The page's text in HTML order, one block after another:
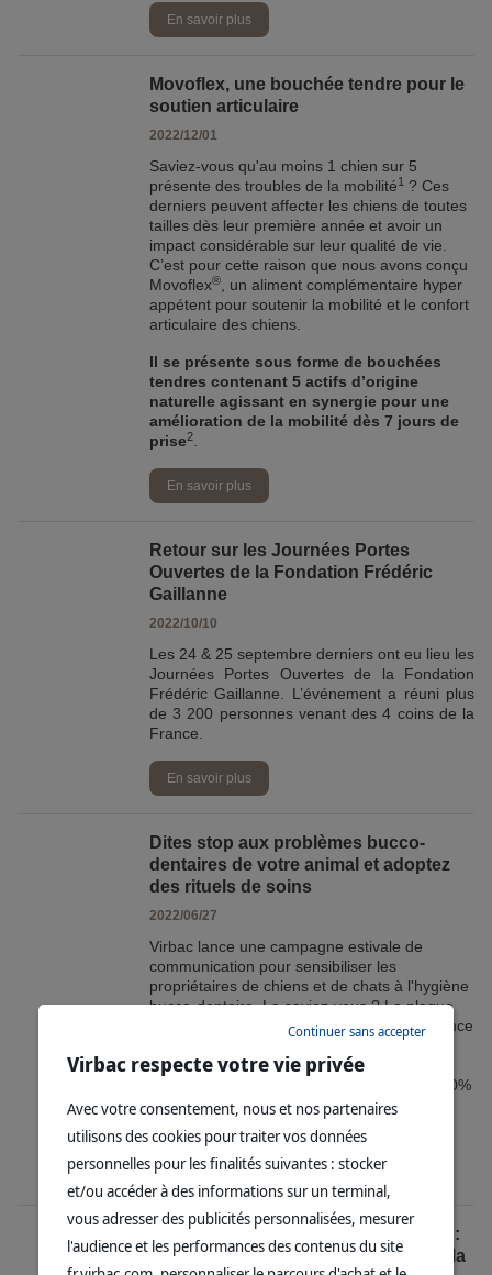
En savoir plus
Movoflex, une bouchée tendre pour le
soutien articulaire
2022/12/01
Saviez-vous qu'au moins 1 chien sur 5
présente des troubles de la mobilité1 ? Ces
derniers peuvent affecter les chiens de toutes
tailles dès leur première année et avoir un
impact considérable sur leur qualité de vie.
C’est pour cette raison que nous avons conçu
Movoflex®
, un aliment complémentaire hyper
appétent pour soutenir la mobilité et le confort
articulaire des chiens.
Il se présente sous forme de bouchées
tendres contenant 5 actifs d’origine
naturelle agissant en synergie pour une
amélioration de la mobilité dès 7 jours de
prise2
En savoir plus
Retour sur les Journées Portes
Ouvertes de la Fondation Frédéric
Gaillanne
2022/10/10
Les 24 & 25 septembre derniers ont eu lieu les
Journées Portes Ouvertes de la Fondation
Frédéric Gaillanne. L’événement a réuni plus
de 3 200 personnes venant des 4 coins de la
France.
En savoir plus
Dites stop aux problèmes bucco-
dentaires de votre animal et adoptez
des rituels de soins
2022/06/27
Virbac lance une campagne estivale de
communication pour sensibiliser les
propriétaires de chiens et de chats à l'hygiène
bucco-dentaire. Le saviez-vous ? La plaque
dentaire se dépose sur les dents, en l’absence
de soins préventifs, elle se transforme en
tartre et peut être à l’origine d’une maladie
grave appelée maladie parodontale. 75 à 80%
des chiens de plus de 2 ans souffrent de
En savoir plus
Cyclo Challenge Véto Virbac France :
20 vétérinaires engagés au profit de la
Virbac respecte votre vie privée
Avec votre consentement, nous et nos partenaires
utilisons des cookies pour traiter vos données
personnelles pour les finalités suivantes : stocker
et/ou accéder à des informations sur un terminal,
vous adresser des publicités personnalisées, mesurer
l'audience et les performances des contenus du site
Continuer sans accepter